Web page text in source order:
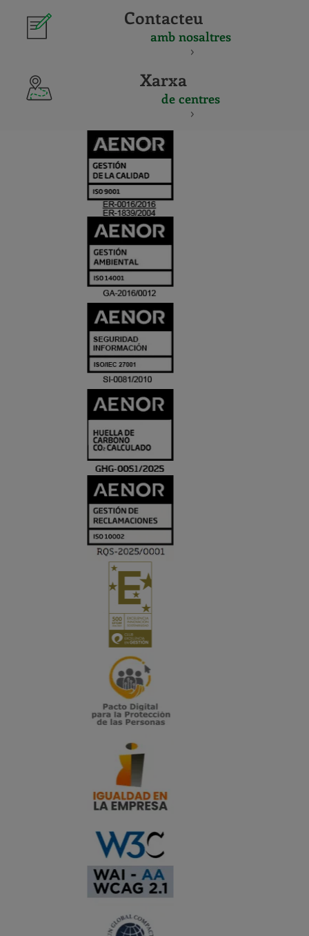
Contacteu
amb nosaltres
Xarxa
de centres